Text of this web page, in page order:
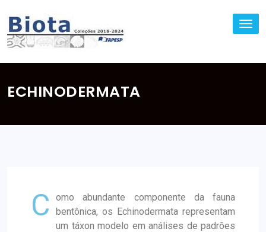
ECHINODERMATA
C
omo abundante componente da fauna
bentônica, os Echinodermata representam
um táxon modelo em análises de padrões